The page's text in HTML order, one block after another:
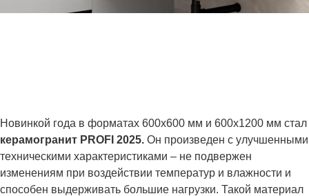
Новинкой года в форматах 600х600 мм и 600х1200 мм стал
керамогранит PROFI 2025. Он произведен с улучшенными
техническими характеристиками – не подвержен
изменениям при воздействии температур и влажности и
способен выдерживать большие нагрузки. Такой материал